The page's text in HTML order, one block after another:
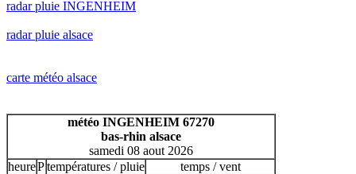
météo
H
I J K L M
N
T
U
V
W X Y Z
radar pluie INGENHEIM
radar pluie alsace
carte météo alsace
météo INGENHEIM 67270
bas-rhin alsace
samedi 08 aout 2026
heurePtempératures / pluie temps / vent